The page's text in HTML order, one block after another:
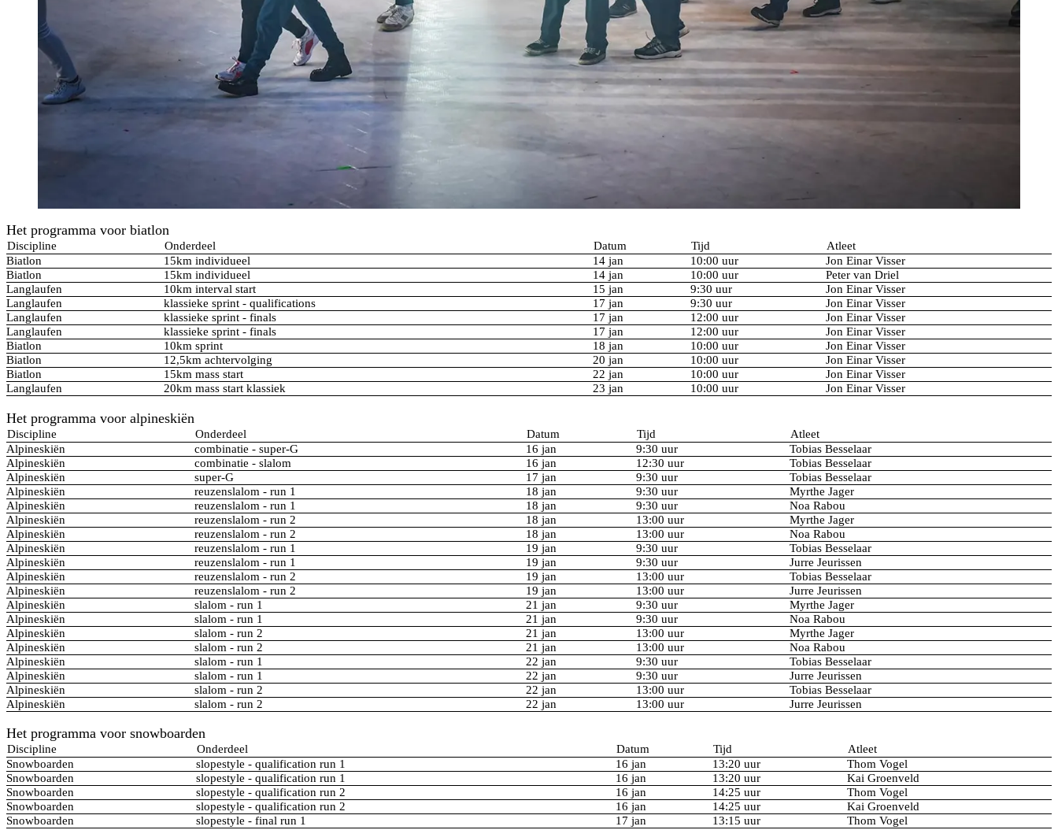
Het programma voor biatlon
Discipline Onderdeel Datum Tijd
Atleet
Biatlon
15km individueel 14 jan 10:00 uur
Jon Einar Visser
Biatlon
15km individueel 14 jan 10:00 uur
Peter van Driel
Langlaufen
10km interval start 15 jan 9:30 uur
Jon Einar Visser
Langlaufen
klassieke sprint - qualifications 17 jan 9:30 uur
Jon Einar Visser
Langlaufen
klassieke sprint - finals 17 jan 12:00 uur
Jon Einar Visser
Langlaufen
klassieke sprint - finals 17 jan 12:00 uur
Jon Einar Visser
Biatlon
10km sprint 18 jan 10:00 uur
Jon Einar Visser
Biatlon
12,5km achtervolging 20 jan 10:00 uur
Jon Einar Visser
Biatlon
15km mass start 22 jan 10:00 uur
Jon Einar Visser
Langlaufen
20km mass start klassiek 23 jan 10:00 uur Jon Einar Visser
Het programma voor alpineskiën
Discipline Onderdeel Datum Tijd
Atleet
Alpineskiën
combinatie - super-G 16 jan 9:30 uur
Tobias Besselaar
Alpineskiën
combinatie - slalom 16 jan 12:30 uur
Tobias Besselaar
Alpineskiën
super-G 17 jan 9:30 uur
Tobias Besselaar
Alpineskiën
reuzenslalom - run 1 18 jan 9:30 uur
Myrthe Jager
Alpineskiën
reuzenslalom - run 1 18 jan 9:30 uur
Noa Rabou
Alpineskiën
reuzenslalom - run 2 18 jan 13:00 uur
Myrthe Jager
Alpineskiën
reuzenslalom - run 2 18 jan 13:00 uur
Noa Rabou
Alpineskiën
reuzenslalom - run 1 19 jan 9:30 uur
Tobias Besselaar
Alpineskiën
reuzenslalom - run 1 19 jan 9:30 uur
Jurre Jeurissen
Alpineskiën
reuzenslalom - run 2 19 jan 13:00 uur
Tobias Besselaar
Alpineskiën
reuzenslalom - run 2 19 jan 13:00 uur
Jurre Jeurissen
Alpineskiën
slalom - run 1 21 jan 9:30 uur
Myrthe Jager
Alpineskiën
slalom - run 1 21 jan 9:30 uur
Noa Rabou
Alpineskiën
slalom - run 2 21 jan 13:00 uur
Myrthe Jager
Alpineskiën
slalom - run 2 21 jan 13:00 uur
Noa Rabou
Alpineskiën
slalom - run 1 22 jan 9:30 uur
Tobias Besselaar
Alpineskiën
slalom - run 1 22 jan 9:30 uur
Jurre Jeurissen
Alpineskiën
slalom - run 2 22 jan 13:00 uur
Tobias Besselaar
Alpineskiën
slalom - run 2 22 jan 13:00 uur Jurre Jeurissen
Het programma voor snowboarden
Discipline Onderdeel Datum Tijd
Atleet
Snowboarden
slopestyle - qualification run 1 16 jan 13:20 uur
Thom Vogel
Snowboarden
slopestyle - qualification run 1 16 jan 13:20 uur
Kai Groenveld
Snowboarden
slopestyle - qualification run 2 16 jan 14:25 uur
Thom Vogel
Snowboarden
slopestyle - qualification run 2 16 jan 14:25 uur
Kai Groenveld
Snowboarden
slopestyle - final run 1 17 jan 13:15 uur
Thom Vogel